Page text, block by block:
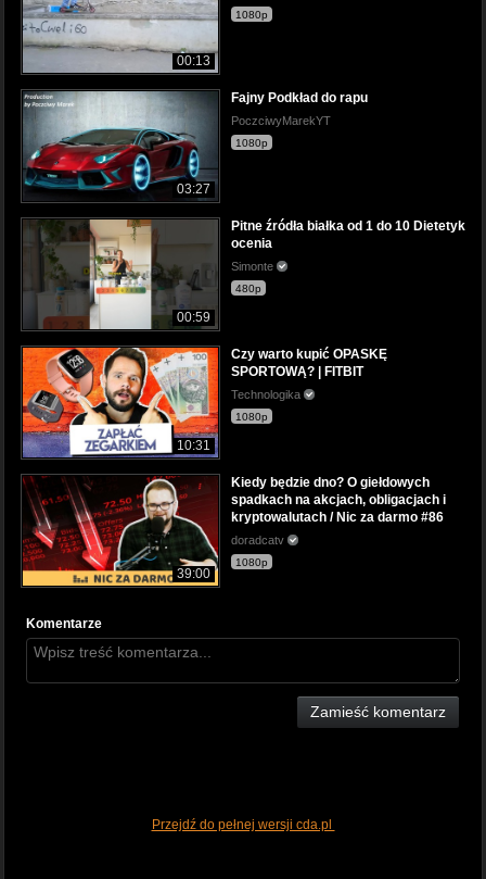
00:13
1080p
03:27
Fajny Podkład do rapu
PoczciwyMarekYT
1080p
00:59
Pitne źródła białka od 1 do 10 Dietetyk
ocenia
Simonte
480p
10:31
Czy warto kupić OPASKĘ
SPORTOWĄ? | FITBIT
Technologika
1080p
39:00
Kiedy będzie dno? O giełdowych
spadkach na akcjach, obligacjach i
kryptowalutach / Nic za darmo #86
doradcatv
1080p
Komentarze
Zamieść komentarz
Przejdź do pełnej wersji cda.pl